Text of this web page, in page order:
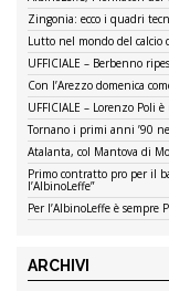
Zingonia: ecco i quadri
Lutto nel mondo del
UFFICIALE – Berbenno
Con l’Arezzo domenica
UFFICIALE – Lorenzo Poli
Tornano i primi anni ’90
Atalanta, col Mantova di
Primo contratto pro per il
l’AlbinoLeffe”
Per l’AlbinoLeffe è
ARCHIVI